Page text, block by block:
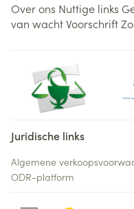
Over ons Nuttige links
van wachtVoorschrift
Juridische links
Algemene
ODR-platform